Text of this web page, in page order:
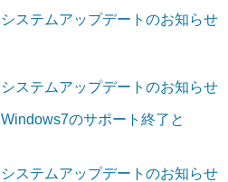
システムアップデートのお知らせ
システムアップデートのお知らせ
Windows7のサポート終了と
システムアップデートのお知らせ